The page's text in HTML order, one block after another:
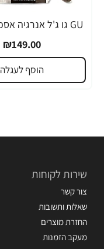
₪149.00
הוסף לעגלה
שירות לקוחות
צור קשר
שאלות ותשובות
החזרת מוצרים
מעקב הזמנות